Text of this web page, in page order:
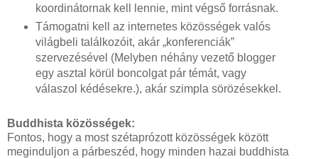
koordinátornak kell lennie, mint végső forrásnak.
Támogatni kell az internetes közösségek valós
világbeli találkozóit, akár „konferenciák”
szervezésével (Melyben néhány vezető blogger
egy asztal körül boncolgat pár témát, vagy
válaszol kédésekre.), akár szimpla sörözésekkel.
Buddhista közösségek:
Fontos, hogy a most szétaprózott közösségek között
meginduljon a párbeszéd, hogy minden hazai buddhista